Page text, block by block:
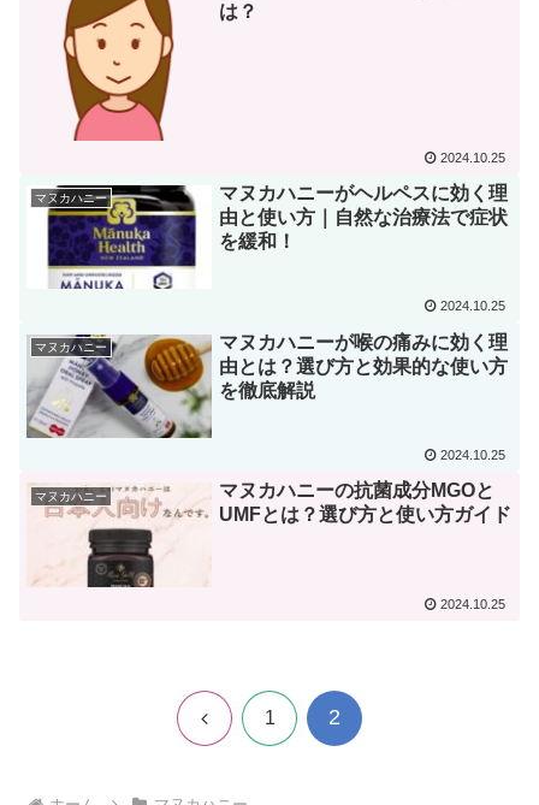
は？
2024.10.25
マヌカハニー
マヌカハニーがヘルペスに効く理
由と使い方｜自然な治療法で症状
を緩和！
2024.10.25
マヌカハニー
マヌカハニーが喉の痛みに効く理
由とは？選び方と効果的な使い方
を徹底解説
2024.10.25
マヌカハニー
マヌカハニーの抗菌成分MGOと
UMFとは？選び方と使い方ガイド
2024.10.25
前 1 2